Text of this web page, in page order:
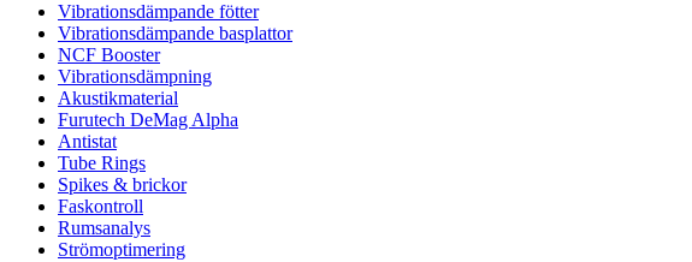
Vibrationsdämpande fötter
Vibrationsdämpande basplattor
NCF Booster
Vibrationsdämpning
Akustikmaterial
Furutech DeMag Alpha
Antistat
Tube Rings
Spikes & brickor
Faskontroll
Rumsanalys
Strömoptimering